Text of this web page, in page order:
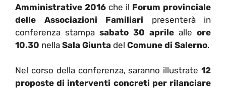
Amministrative 2016 che il Forum provinciale
delle Associazioni Familiari presenterà in
conferenza stampa sabato 30 aprile alle ore
10.30 nella Sala Giunta del Comune di Salerno.
Nel corso della conferenza, saranno illustrate 12
proposte di interventi concreti per rilanciare